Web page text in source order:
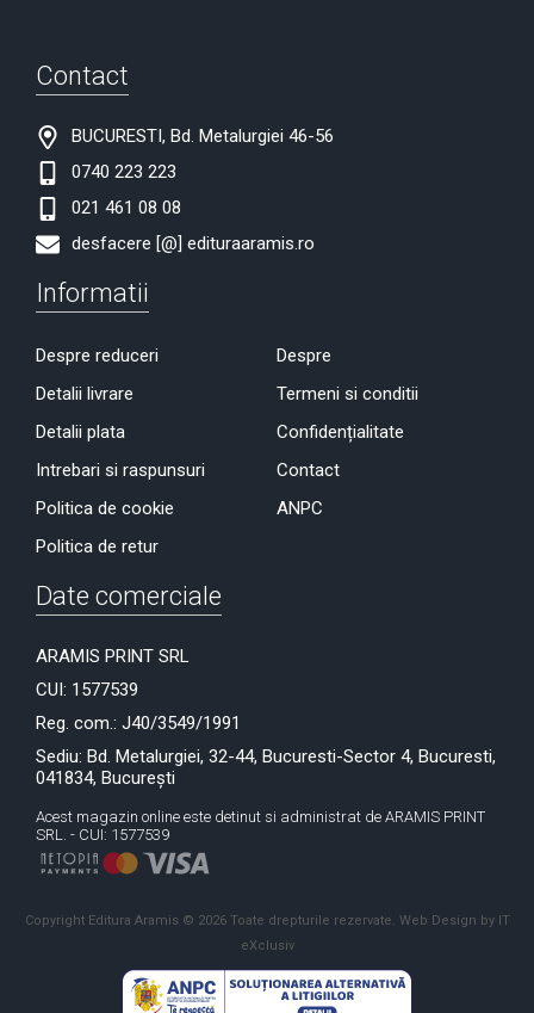
Contact
BUCURESTI, Bd. Metalurgiei 46-56
0740 223 223
021 461 08 08
desfacere [@] edituraaramis.ro
Informatii
Despre reduceri
Detalii livrare
Detalii plata
Intrebari si raspunsuri
Politica de cookie
Politica de retur
Despre
Termeni si conditii
Confidențialitate
Contact
ANPC
Date comerciale
ARAMIS PRINT SRL
CUI: 1577539
Reg. com.: J40/3549/1991
Sediu: Bd. Metalurgiei, 32-44, Bucuresti-Sector 4, Bucuresti,
041834, București
Acest magazin online este detinut si administrat de ARAMIS PRINT
SRL. - CUI: 1577539
Copyright Editura Aramis © 2026 Toate drepturile rezervate. Web Design by IT
eXclusiv